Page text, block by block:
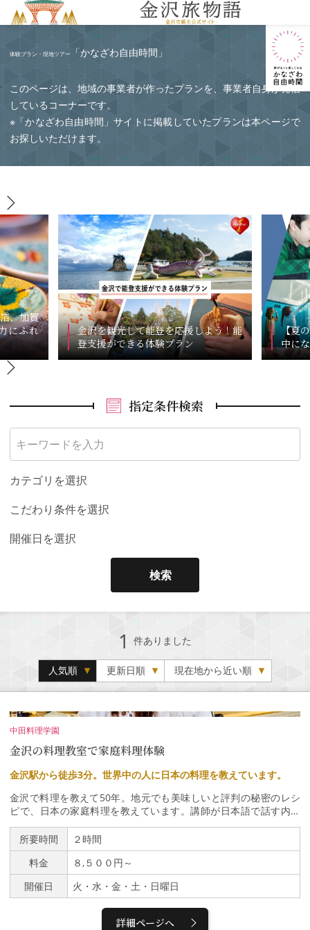
体験プラン・現地ツアー 「かなざわ自由時間」
このページは、地域の事業者が作ったプランを、事業者自身が発信
しているコーナーです。
※「かなざわ自由時間」サイトに掲載していたプランは本ページで
お探しいただけます。
、加賀
にふれ
金沢を観光して能登を応援しよう！能
登支援ができる体験プラン
【夏
中に
指定条件検索
カテゴリを選択
こだわり条件を選択
開催日を選択
検索
1 件ありました
人気順 更新日順 現在地から近い順
金沢の料理教室で家庭料理体験
中田料理学園
金沢駅から徒歩3分。世界中の人に日本の料理を教えています。
金沢で料理を教えて50年。地元でも美味しいと評判の秘密のレシ
ピで、日本の家庭料理を教えています。講師が日本語で話す内容
が、リアルタイムで大型モニターに英語で映し出されます。1回の
レッスンで4品～実際に参加者に作ってもらいます。2名から最大6
名までの少人数制です。金沢駅「鼓門」目の前の教室で楽しいひと
時をお過ごしください。ご予約お待ちしております。お気軽にご参
加ください。メニューは季節に合わせて毎週変わります。講師が近
江町市場から直接仕入れた新鮮な食材を使用します。詳細＆ご予約
所要時間
２時間
料金
８,５００円～
開催日
火・水・金・土・日曜日
詳細ページへ